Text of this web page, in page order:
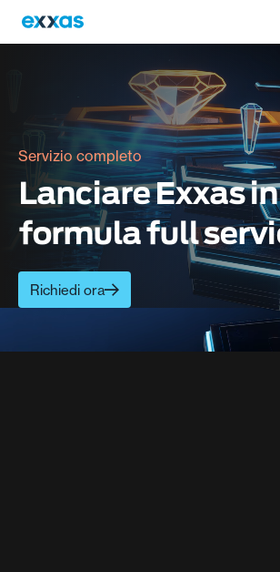
Servizio completo
Lanciare Exxas in
formula full
Richiedi ora